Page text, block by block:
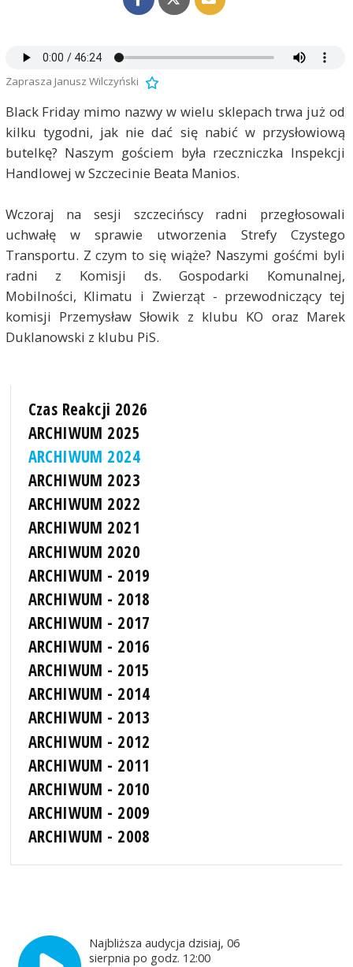
Zaprasza Janusz Wilczyński
Black Friday mimo nazwy w wielu sklepach trwa już od
kilku tygodni, jak nie dać się nabić w przysłowiową
butelkę? Naszym gościem była rzeczniczka Inspekcji
Handlowej w Szczecinie Beata Manios.
Wczoraj na sesji szczecińscy radni przegłosowali
uchwałę w sprawie utworzenia Strefy Czystego
Transportu. Z czym to się wiąże? Naszymi gośćmi byli
radni z Komisji ds. Gospodarki Komunalnej,
Mobilności, Klimatu i Zwierząt - przewodniczący tej
komisji Przemysław Słowik z klubu KO oraz Marek
Duklanowski z klubu PiS.
Czas Reakcji 2026
ARCHIWUM 2025
ARCHIWUM 2024
ARCHIWUM 2023
ARCHIWUM 2022
ARCHIWUM 2021
ARCHIWUM 2020
ARCHIWUM - 2019
ARCHIWUM - 2018
ARCHIWUM - 2017
ARCHIWUM - 2016
ARCHIWUM - 2015
ARCHIWUM - 2014
ARCHIWUM - 2013
ARCHIWUM - 2012
ARCHIWUM - 2011
ARCHIWUM - 2010
ARCHIWUM - 2009
ARCHIWUM - 2008
Najbliższa audycja dzisiaj, 06
sierpnia po godz. 12:00